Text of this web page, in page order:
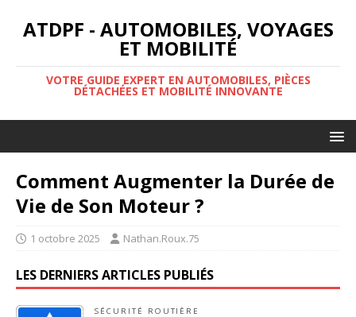
ATDPF - AUTOMOBILES, VOYAGES
ET MOBILITÉ
VOTRE GUIDE EXPERT EN AUTOMOBILES, PIÈCES
DÉTACHÉES ET MOBILITÉ INNOVANTE
Comment Augmenter la Durée de
Vie de Son Moteur ?
1 octobre 2025 Nathan.Roux.75
LES DERNIERS ARTICLES PUBLIÉS
SÉCURITÉ ROUTIÈRE